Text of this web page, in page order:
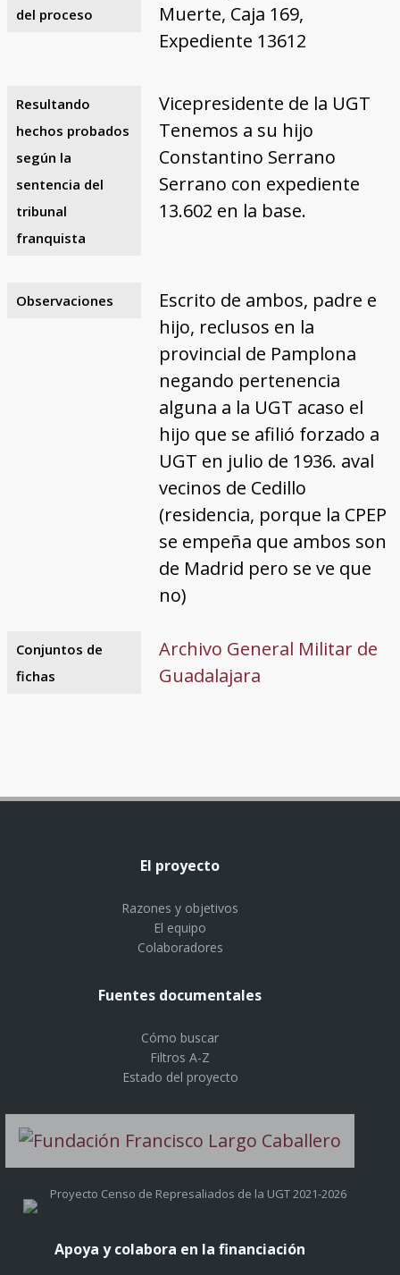
del proceso
Muerte, Caja 169,
Expediente 13612
Resultando
hechos probados
según la
sentencia del
tribunal
franquista
Vicepresidente de la UGT
Tenemos a su hijo
Constantino Serrano
Serrano con expediente
13.602 en la base.
Observaciones
Escrito de ambos, padre e
hijo, reclusos en la
provincial de Pamplona
negando pertenencia
alguna a la UGT acaso el
hijo que se afilió forzado a
UGT en julio de 1936. aval
vecinos de Cedillo
(residencia, porque la CPEP
se empeña que ambos son
de Madrid pero se ve que
no)
Conjuntos de
fichas
Archivo General Militar de
Guadalajara
El proyecto
Razones y objetivos
El equipo
Colaboradores
Fuentes documentales
Cómo buscar
Filtros A-Z
Estado del proyecto
Proyecto Censo de Represaliados de la UGT 2021-2026
Apoya y colabora en la financiación